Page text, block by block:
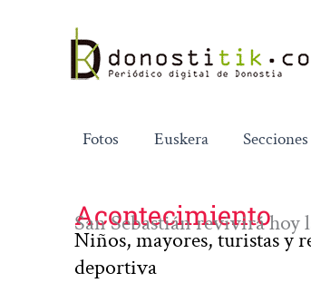
contenido
Fotos Euskera Secciones
Acontecimiento
San Sebastián revivirá hoy
Niños, mayores, turistas y
deportiva